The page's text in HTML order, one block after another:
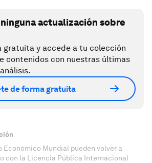
actualización sobre
gratuita y accede a tu colección
contenidos con nuestras últimas
de forma gratuita
Económico Mundial pueden volver a
con la Licencia Pública Internacional